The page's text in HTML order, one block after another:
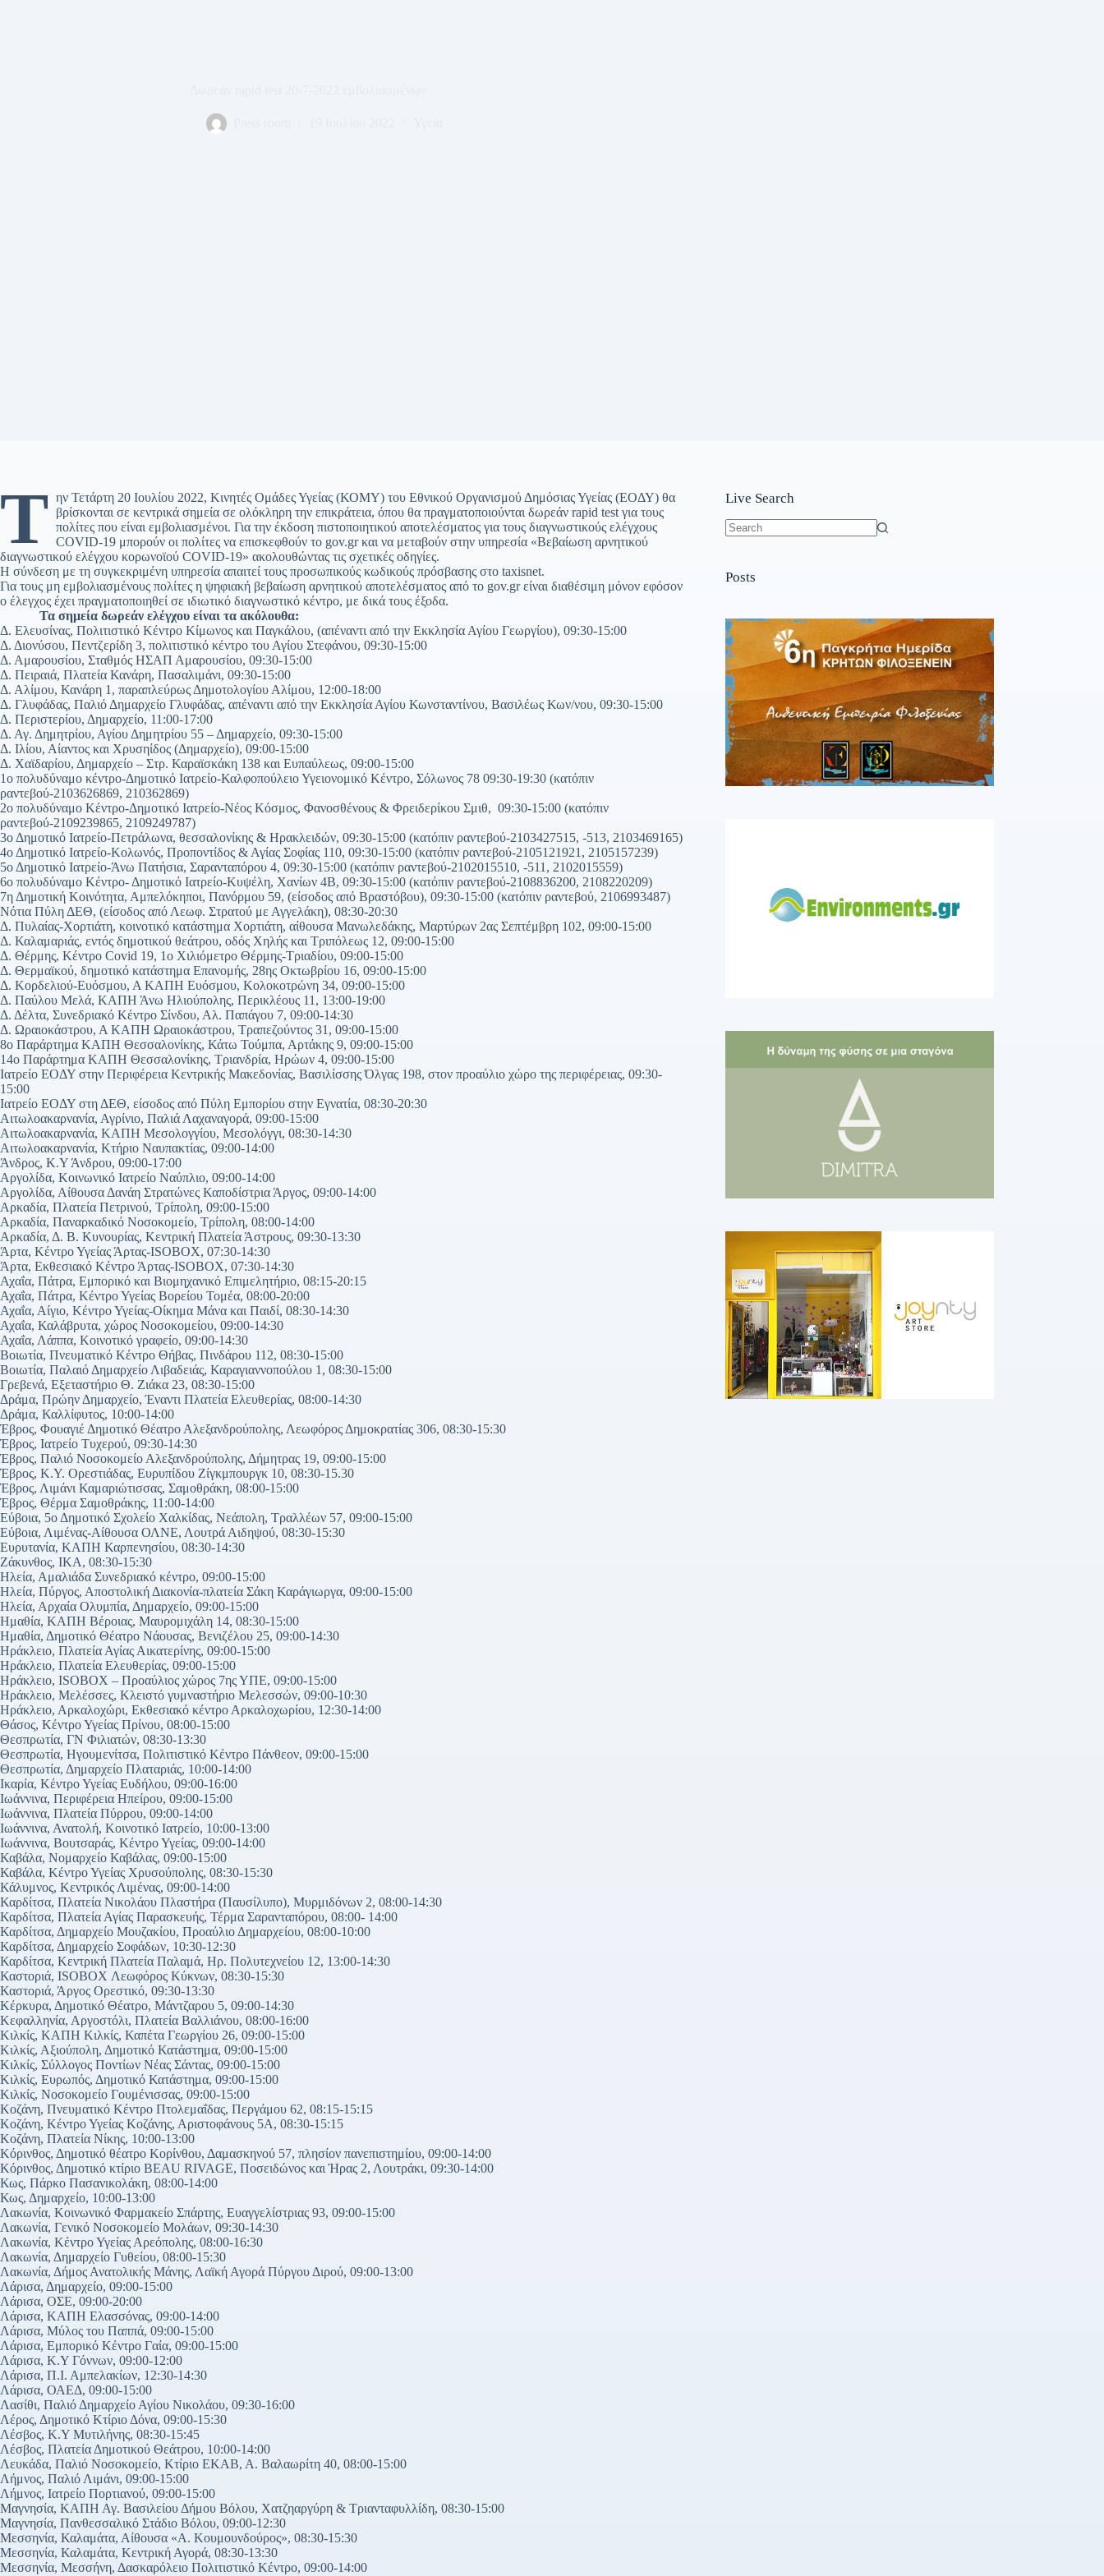
Τ ην Τετάρτη 20 Ιουλίου 2022, Κινητές Ομάδες Υγείας (ΚΟΜΥ) του Εθνικού Οργανισμού Δημόσιας Υγείας (ΕΟΔΥ) θα
βρίσκονται σε κεντρικά σημεία σε ολόκληρη την επικράτεια, όπου θα πραγματοποιούνται δωρεάν rapid test για τους
πολίτες που είναι εμβολιασμένοι. Για την έκδοση πιστοποιητικού αποτελέσματος για τους διαγνωστικούς ελέγχους
COVID-19 μπορούν οι πολίτες να επισκεφθούν το gov.gr και να μεταβούν στην υπηρεσία «Βεβαίωση αρνητικού
διαγνωστικού ελέγχου κορωνοϊού COVID-19» ακολουθώντας τις σχετικές οδηγίες.
Η σύνδεση με τη συγκεκριμένη υπηρεσία απαιτεί τους προσωπικούς κωδικούς πρόσβασης στο taxisnet.
Για τους μη εμβολιασμένους πολίτες η ψηφιακή βεβαίωση αρνητικού αποτελέσματος από το gov.gr είναι διαθέσιμη μόνον εφόσον
ο έλεγχος έχει πραγματοποιηθεί σε ιδιωτικό διαγνωστικό κέντρο, με δικά τους έξοδα.
Τα σημεία δωρεάν ελέγχου είναι τα ακόλουθα:
Δ. Ελευσίνας, Πολιτιστικό Κέντρο Κίμωνος και Παγκάλου, (απέναντι από την Εκκλησία Αγίου Γεωργίου), 09:30-15:00
Δ. Διονύσου, Πεντζερίδη 3, πολιτιστικό κέντρο του Αγίου Στεφάνου, 09:30-15:00
Δ. Αμαρουσίου, Σταθμός ΗΣΑΠ Αμαρουσίου, 09:30-15:00
Δ. Πειραιά, Πλατεία Κανάρη, Πασαλιμάνι, 09:30-15:00
Δ. Αλίμου, Κανάρη 1, παραπλεύρως Δημοτολογίου Αλίμου, 12:00-18:00
Δ. Γλυφάδας, Παλιό Δημαρχείο Γλυφάδας, απέναντι από την Εκκλησία Αγίου Κωνσταντίνου, Βασιλέως Κων/νου, 09:30-15:00
Δ. Περιστερίου, Δημαρχείο, 11:00-17:00
Δ. Αγ. Δημητρίου, Αγίου Δημητρίου 55 – Δημαρχείο, 09:30-15:00
Δ. Ιλίου, Αίαντος και Χρυσηίδος (Δημαρχείο), 09:00-15:00
Δ. Χαϊδαρίου, Δημαρχείο – Στρ. Καραϊσκάκη 138 και Ευπαύλεως, 09:00-15:00
1ο πολυδύναμο κέντρο-Δημοτικό Ιατρείο-Καλφοπούλειο Υγειονομικό Κέντρο, Σόλωνος 78 09:30-19:30 (κατόπιν
ραντεβού-2103626869, 210362869)
2ο πολυδύναμο Κέντρο-Δημοτικό Ιατρείο-Νέος Κόσμος, Φανοσθένους & Φρειδερίκου Σμιθ, 09:30-15:00 (κατόπιν
ραντεβού-2109239865, 2109249787)
3ο Δημοτικό Ιατρείο-Πετράλωνα, θεσσαλονίκης & Ηρακλειδών, 09:30-15:00 (κατόπιν ραντεβού-2103427515, -513, 2103469165)
4ο Δημοτικό Ιατρείο-Κολωνός, Προποντίδος & Αγίας Σοφίας 110, 09:30-15:00 (κατόπιν ραντεβού-2105121921, 2105157239)
5ο Δημοτικό Ιατρείο-Άνω Πατήσια, Σαρανταπόρου 4, 09:30-15:00 (κατόπιν ραντεβού-2102015510, -511, 2102015559)
6ο πολυδύναμο Κέντρο- Δημοτικό Ιατρείο-Κυψέλη, Χανίων 4Β, 09:30-15:00 (κατόπιν ραντεβού-2108836200, 2108220209)
7η Δημοτική Κοινότητα, Αμπελόκηποι, Πανόρμου 59, (είσοδος από Βραστόβου), 09:30-15:00 (κατόπιν ραντεβού, 2106993487)
Νότια Πύλη ΔΕΘ, (είσοδος από Λεωφ. Στρατού με Αγγελάκη), 08:30-20:30
Δ. Πυλαίας-Χορτιάτη, κοινοτικό κατάστημα Χορτιάτη, αίθουσα Μανωλεδάκης, Μαρτύρων 2ας Σεπτέμβρη 102, 09:00-15:00
Δ. Καλαμαριάς, εντός δημοτικού θεάτρου, οδός Χηλής και Τριπόλεως 12, 09:00-15:00
Δ. Θέρμης, Κέντρο Covid 19, 1ο Χιλιόμετρο Θέρμης-Τριαδίου, 09:00-15:00
Δ. Θερμαϊκού, δημοτικό κατάστημα Επανομής, 28ης Οκτωβρίου 16, 09:00-15:00
Δ. Κορδελιού-Ευόσμου, Α ΚΑΠΗ Ευόσμου, Κολοκοτρώνη 34, 09:00-15:00
Δ. Παύλου Μελά, ΚΑΠΗ Άνω Ηλιούπολης, Περικλέους 11, 13:00-19:00
Δ. Δέλτα, Συνεδριακό Κέντρο Σίνδου, Αλ. Παπάγου 7, 09:00-14:30
Δ. Ωραιοκάστρου, Α ΚΑΠΗ Ωραιοκάστρου, Τραπεζούντος 31, 09:00-15:00
8ο Παράρτημα ΚΑΠΗ Θεσσαλονίκης, Κάτω Τούμπα, Αρτάκης 9, 09:00-15:00
14ο Παράρτημα ΚΑΠΗ Θεσσαλονίκης, Τριανδρία, Ηρώων 4, 09:00-15:00
Ιατρείο ΕΟΔΥ στην Περιφέρεια Κεντρικής Μακεδονίας, Βασιλίσσης Όλγας 198, στον προαύλιο χώρο της περιφέρειας, 09:30-
15:00
Ιατρείο ΕΟΔΥ στη ΔΕΘ, είσοδος από Πύλη Εμπορίου στην Εγνατία, 08:30-20:30
Αιτωλοακαρνανία, Αγρίνιο, Παλιά Λαχαναγορά, 09:00-15:00
Αιτωλοακαρνανία, ΚΑΠΗ Μεσολογγίου, Mεσολόγγι, 08:30-14:30
Αιτωλοακαρνανία, Κτήριο Ναυπακτίας, 09:00-14:00
Άνδρος, Κ.Υ Άνδρου, 09:00-17:00
Αργολίδα, Κοινωνικό Ιατρείο Ναύπλιο, 09:00-14:00
Αργολίδα, Αίθουσα Δανάη Στρατώνες Καποδίστρια Άργος, 09:00-14:00
Αρκαδία, Πλατεία Πετρινού, Τρίπολη, 09:00-15:00
Αρκαδία, Παναρκαδικό Νοσοκομείο, Τρίπολη, 08:00-14:00
Αρκαδία, Δ. Β. Κυνουρίας, Κεντρική Πλατεία Άστρους, 09:30-13:30
Άρτα, Κέντρο Υγείας Άρτας-ISOBOX, 07:30-14:30
Άρτα, Εκθεσιακό Κέντρο Άρτας-ISOBOX, 07:30-14:30
Αχαΐα, Πάτρα, Εμπορικό και Βιομηχανικό Επιμελητήριο, 08:15-20:15
Αχαΐα, Πάτρα, Κέντρο Υγείας Βορείου Τομέα, 08:00-20:00
Αχαΐα, Αίγιο, Κέντρο Υγείας-Οίκημα Μάνα και Παιδί, 08:30-14:30
Αχαΐα, Καλάβρυτα, χώρος Νοσοκομείου, 09:00-14:30
Αχαΐα, Λάππα, Κοινοτικό γραφείο, 09:00-14:30
Βοιωτία, Πνευματικό Κέντρο Θήβας, Πινδάρου 112, 08:30-15:00
Βοιωτία, Παλαιό Δημαρχείο Λιβαδειάς, Καραγιαννοπούλου 1, 08:30-15:00
Γρεβενά, Εξεταστήριο Θ. Ζιάκα 23, 08:30-15:00
Δράμα, Πρώην Δημαρχείο, Έναντι Πλατεία Ελευθερίας, 08:00-14:30
Δράμα, Καλλίφυτος, 10:00-14:00
Έβρος, Φουαγιέ Δημοτικό Θέατρο Αλεξανδρούπολης, Λεωφόρος Δημοκρατίας 306, 08:30-15:30
Έβρος, Ιατρείο Τυχερού, 09:30-14:30
Έβρος, Παλιό Νοσοκομείο Αλεξανδρούπολης, Δήμητρας 19, 09:00-15:00
Έβρος, Κ.Υ. Ορεστιάδας, Ευρυπίδου Ζίγκμπουργκ 10, 08:30-15.30
Έβρος, Λιμάνι Καμαριώτισσας, Σαμοθράκη, 08:00-15:00
Έβρος, Θέρμα Σαμοθράκης, 11:00-14:00
Εύβοια, 5ο Δημοτικό Σχολείο Χαλκίδας, Νεάπολη, Τραλλέων 57, 09:00-15:00
Εύβοια, Λιμένας-Αίθουσα ΟΛΝΕ, Λουτρά Αιδηψού, 08:30-15:30
Ευρυτανία, ΚΑΠΗ Καρπενησίου, 08:30-14:30
Ζάκυνθος, ΙΚΑ, 08:30-15:30
Ηλεία, Αμαλιάδα Συνεδριακό κέντρο, 09:00-15:00
Ηλεία, Πύργος, Αποστολική Διακονία-πλατεία Σάκη Καράγιωργα, 09:00-15:00
Ηλεία, Αρχαία Ολυμπία, Δημαρχείο, 09:00-15:00
Ημαθία, ΚΑΠΗ Βέροιας, Μαυρομιχάλη 14, 08:30-15:00
Ημαθία, Δημοτικό Θέατρο Νάουσας, Βενιζέλου 25, 09:00-14:30
Ηράκλειο, Πλατεία Αγίας Αικατερίνης, 09:00-15:00
Ηράκλειο, Πλατεία Ελευθερίας, 09:00-15:00
Ηράκλειο, ISOBOX – Προαύλιος χώρος 7ης ΥΠΕ, 09:00-15:00
Ηράκλειο, Μελέσσες, Κλειστό γυμναστήριο Μελεσσών, 09:00-10:30
Ηράκλειο, Αρκαλοχώρι, Εκθεσιακό κέντρο Αρκαλοχωρίου, 12:30-14:00
Θάσος, Κέντρο Υγείας Πρίνου, 08:00-15:00
Θεσπρωτία, ΓΝ Φιλιατών, 08:30-13:30
Θεσπρωτία, Ηγουμενίτσα, Πολιτιστικό Κέντρο Πάνθεον, 09:00-15:00
Θεσπρωτία, Δημαρχείο Πλαταριάς, 10:00-14:00
Ικαρία, Κέντρο Υγείας Ευδήλου, 09:00-16:00
Ιωάννινα, Περιφέρεια Ηπείρου, 09:00-15:00
Ιωάννινα, Πλατεία Πύρρου, 09:00-14:00
Ιωάννινα, Ανατολή, Κοινοτικό Ιατρείο, 10:00-13:00
Ιωάννινα, Βουτσαράς, Κέντρο Υγείας, 09:00-14:00
Καβάλα, Νομαρχείο Καβάλας, 09:00-15:00
Καβάλα, Κέντρο Υγείας Χρυσούπολης, 08:30-15:30
Κάλυμνος, Κεντρικός Λιμένας, 09:00-14:00
Καρδίτσα, Πλατεία Νικολάου Πλαστήρα (Παυσίλυπο), Μυρμιδόνων 2, 08:00-14:30
Καρδίτσα, Πλατεία Αγίας Παρασκευής, Τέρμα Σαρανταπόρου, 08:00- 14:00
Καρδίτσα, Δημαρχείο Μουζακίου, Προαύλιο Δημαρχείου, 08:00-10:00
Καρδίτσα, Δημαρχείο Σοφάδων, 10:30-12:30
Καρδίτσα, Κεντρική Πλατεία Παλαμά, Ηρ. Πολυτεχνείου 12, 13:00-14:30
Καστοριά, ISOBOX Λεωφόρος Κύκνων, 08:30-15:30
Καστοριά, Άργος Ορεστικό, 09:30-13:30
Κέρκυρα, Δημοτικό Θέατρο, Μάντζαρου 5, 09:00-14:30
Κεφαλληνία, Αργοστόλι, Πλατεία Βαλλιάνου, 08:00-16:00
Κιλκίς, ΚΑΠΗ Κιλκίς, Καπέτα Γεωργίου 26, 09:00-15:00
Κιλκίς, Αξιούπολη, Δημοτικό Κατάστημα, 09:00-15:00
Κιλκίς, Σύλλογος Ποντίων Νέας Σάντας, 09:00-15:00
Κιλκίς, Ευρωπός, Δημοτικό Κατάστημα, 09:00-15:00
Κιλκίς, Νοσοκομείο Γουμένισσας, 09:00-15:00
Κοζάνη, Πνευματικό Κέντρο Πτολεμαΐδας, Περγάμου 62, 08:15-15:15
Κοζάνη, Κέντρο Υγείας Κοζάνης, Αριστοφάνους 5Α, 08:30-15:15
Κοζάνη, Πλατεία Νίκης, 10:00-13:00
Κόρινθος, Δημοτικό θέατρο Κορίνθου, Δαμασκηνού 57, πλησίον πανεπιστημίου, 09:00-14:00
Κόρινθος, Δημοτικό κτίριο BEAU RIVAGE, Ποσειδώνος και Ήρας 2, Λουτράκι, 09:30-14:00
Κως, Πάρκο Πασανικολάκη, 08:00-14:00
Κως, Δημαρχείο, 10:00-13:00
Λακωνία, Κοινωνικό Φαρμακείο Σπάρτης, Ευαγγελίστριας 93, 09:00-15:00
Λακωνία, Γενικό Νοσοκομείο Μολάων, 09:30-14:30
Λακωνία, Κέντρο Υγείας Αρεόπολης, 08:00-16:30
Λακωνία, Δημαρχείο Γυθείου, 08:00-15:30
Λακωνία, Δήμος Ανατολικής Μάνης, Λαϊκή Αγορά Πύργου Διρού, 09:00-13:00
Λάρισα, Δημαρχείο, 09:00-15:00
Λάρισα, ΟΣΕ, 09:00-20:00
Λάρισα, ΚΑΠΗ Ελασσόνας, 09:00-14:00
Λάρισα, Μύλος του Παππά, 09:00-15:00
Λάρισα, Εμπορικό Κέντρο Γαία, 09:00-15:00
Λάρισα, Κ.Υ Γόννων, 09:00-12:00
Λάρισα, Π.Ι. Αμπελακίων, 12:30-14:30
Λάρισα, ΟΑΕΔ, 09:00-15:00
Λασίθι, Παλιό Δημαρχείο Αγίου Νικολάου, 09:30-16:00
Λέρος, Δημοτικό Κτίριο Δόνα, 09:00-15:30
Λέσβος, Κ.Υ Μυτιλήνης, 08:30-15:45
Λέσβος, Πλατεία Δημοτικού Θεάτρου, 10:00-14:00
Λευκάδα, Παλιό Νοσοκομείο, Κτίριο ΕΚΑΒ, Α. Βαλαωρίτη 40, 08:00-15:00
Λήμνος, Παλιό Λιμάνι, 09:00-15:00
Λήμνος, Ιατρείο Πορτιανού, 09:00-15:00
Μαγνησία, KAΠΗ Αγ. Βασιλείου Δήμου Βόλου, Χατζηαργύρη & Τριανταφυλλίδη, 08:30-15:00
Μαγνησία, Πανθεσσαλικό Στάδιο Βόλου, 09:00-12:30
Μεσσηνία, Καλαμάτα, Αίθουσα «Α. Κουμουνδούρος», 08:30-15:30
Μεσσηνία, Καλαμάτα, Κεντρική Αγορά, 08:30-13:30
Μεσσηνία, Μεσσήνη, Δασκαρόλειο Πολιτιστικό Κέντρο, 09:00-14:00
Live Search
Posts